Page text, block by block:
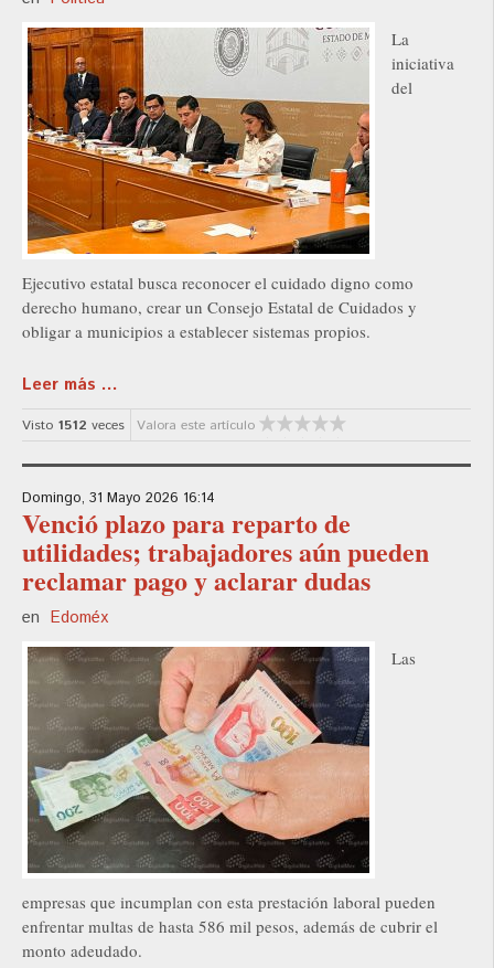
La
iniciativa
del
Ejecutivo estatal busca reconocer el cuidado digno como
derecho humano, crear un Consejo Estatal de Cuidados y
obligar a municipios a establecer sistemas propios.
Leer más ...
Visto 1512 veces Valora este artículo
Domingo, 31 Mayo 2026 16:14
Venció plazo para reparto de
utilidades; trabajadores aún pueden
reclamar pago y aclarar dudas
en Edoméx
Las
empresas que incumplan con esta prestación laboral pueden
enfrentar multas de hasta 586 mil pesos, además de cubrir el
monto adeudado.